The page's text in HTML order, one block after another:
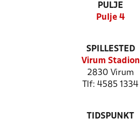
PULJE
Pulje 4
SPILLESTED
Virum Stadion
2830 Virum
Tlf: 4585 1334
TIDSPUNKT